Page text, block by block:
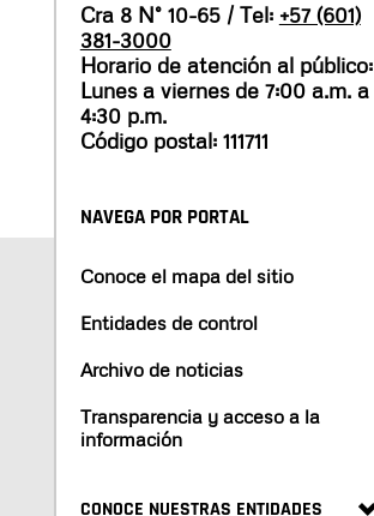
Cra 8 N° 10-65 / Tel: +57 (601)
381-3000
Horario de atención al público:
Lunes a viernes de 7:00 a.m. a
4:30 p.m.
Código postal: 111711
NAVEGA POR PORTAL
Conoce el mapa del sitio
Entidades de control
Archivo de noticias
Transparencia y acceso a la
información
CONOCE NUESTRAS ENTIDADES